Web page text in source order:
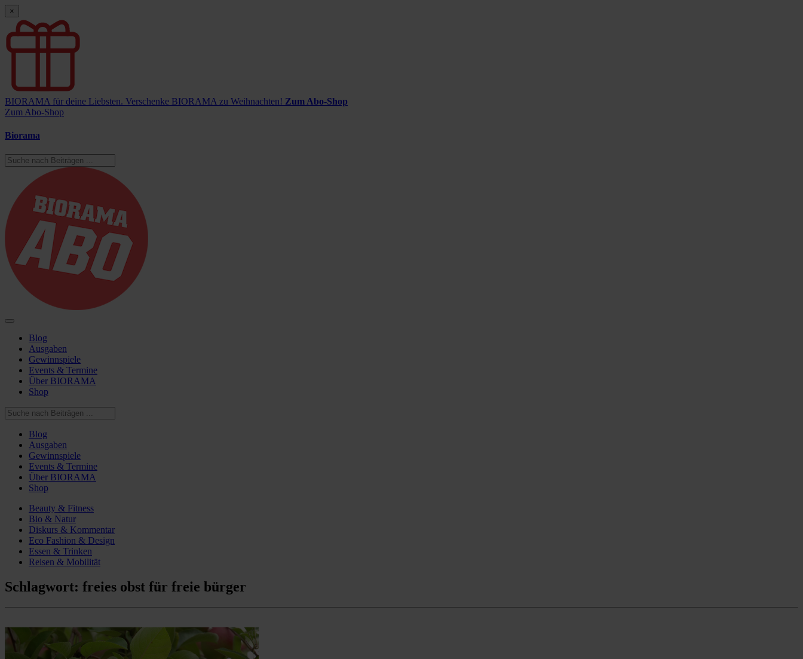
×
BIORAMA für deine Liebsten. Verschenke BIORAMA zu Weihnachten! Zum Abo-Shop
Zum Abo-Shop
Biorama
Blog
Ausgaben
Gewinnspiele
Events & Termine
Über BIORAMA
Shop
Blog
Ausgaben
Gewinnspiele
Events & Termine
Über BIORAMA
Shop
Beauty & Fitness
Bio & Natur
Diskurs & Kommentar
Eco Fashion & Design
Essen & Trinken
Reisen & Mobilität
Schlagwort: freies obst für freie bürger